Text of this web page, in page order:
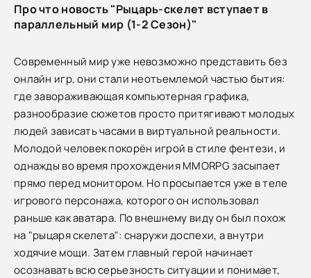
Про что новость "Рыцарь-скелет вступает в
параллельный мир (1-2 Сезон)"
Современный мир уже невозможно представить без
онлайн игр, они стали неотъемлемой частью бытия:
где завораживающая компьютерная графика,
разнообразие сюжетов просто притягивают молодых
людей зависать часами в виртуальной реальности.
Молодой человек покорён игрой в стиле фентези, и
однажды во время прохождения MMORPG засыпает
прямо перед монитором. Но просыпается уже в теле
игрового персонажа, которого он использовал
раньше как аватара. По внешнему виду он был похож
на "рыцаря скелета": снаружи доспехи, а внутри
ходячие мощи. Затем главный герой начинает
осознавать всю серьезность ситуации и понимает,